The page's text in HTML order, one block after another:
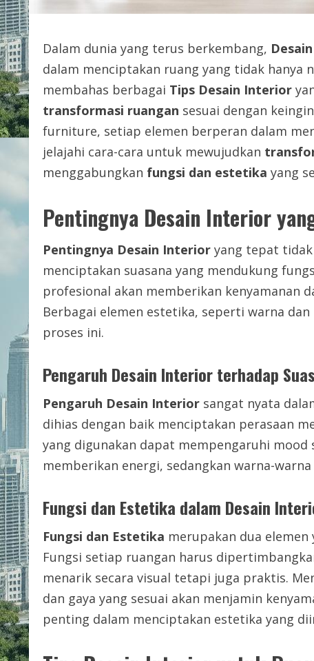
Dalam dunia yang terus berkembang,
dalam menciptakan ruang yang tidak hanya
membahas berbagai Tips Desain Interior
transformasi ruangan sesuai dengan
furniture, setiap elemen berperan dalam
jelajahi cara-cara untuk mewujudkan
menggabungkan fungsi dan estetika yang
Pentingnya Desain Interior
Pentingnya Desain Interior yang tepat
menciptakan suasana yang mendukung
profesional akan memberikan kenyamanan
Berbagai elemen estetika, seperti warna
proses ini.
Pengaruh Desain Interior terhadap
Pengaruh Desain Interior sangat nyata
dihias dengan baik menciptakan perasaan
yang digunakan dapat mempengaruhi mood
memberikan energi, sedangkan warna-
Fungsi dan Estetika dalam Desain
Fungsi dan Estetika merupakan dua
Fungsi setiap ruangan harus
menarik secara visual tetapi juga praktis.
dan gaya yang sesuai akan menjamin
penting dalam menciptakan estetika yang